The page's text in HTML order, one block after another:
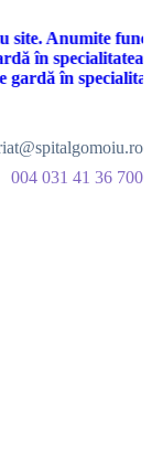
Anumite
în specialitatea
în
004 031 41 36 700